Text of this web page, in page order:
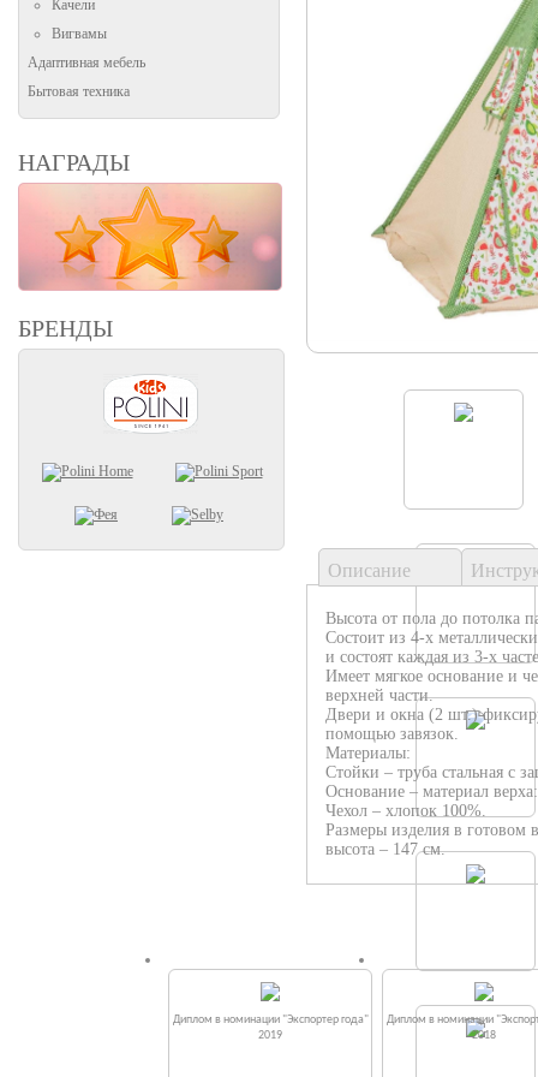
Качели
Вигвамы
Адаптивная мебель
Бытовая техника
НАГРАДЫ
БРЕНДЫ
Описание
Высота от пола до потолка
Состоит из 4-х
и состоят каждая из 3-х
Имеет мягкое основание и
верхней части.
Двери и окна (2 шт.)
помощью завязок.
Материалы:
Стойки – труба стальная с
Основание – материал
Чехол – хлопок 100%.
Размеры изделия в
высота – 147 см.
Диплом в номинации "Экспортер года"
2019
Диплом в номинации
2018